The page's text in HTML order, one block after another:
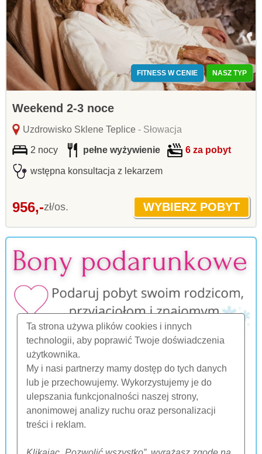
Ta strona używa plików cookies i innych
technologii, aby poprawić Twoje doświadczenia
użytkownika.
My i nasi partnerzy mamy dostęp do tych danych
lub je przechowujemy. Wykorzystujemy je do
ulepszania funkcjonalności naszej strony,
anonimowej analizy ruchu oraz personalizacji
treści i reklam.
FITNESS W CENIE NASZ TYP
Weekend 2-3 noce
Uzdrowisko Sklene Teplice- Słowacja
2 nocy pełne wyżywienie 6 za pobyt
wstępna konsultacja z lekarzem
956,-zł/os.